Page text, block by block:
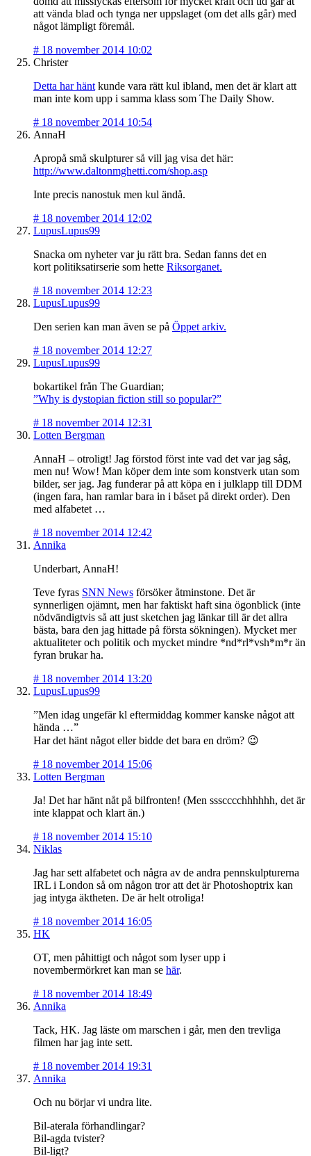
att vända blad och tynga ner uppslaget (om det alls går) med
något lämpligt föremål.
# 18 november 2014 10:02
Christer
Detta har hänt kunde vara rätt kul ibland, men det är klart att
man inte kom upp i samma klass som The Daily Show.
# 18 november 2014 10:54
AnnaH
Apropå små skulpturer så vill jag visa det här:
http://www.daltonmghetti.com/shop.asp
Inte precis nanostuk men kul ändå.
# 18 november 2014 12:02
LupusLupus99
Snacka om nyheter var ju rätt bra. Sedan fanns det en
kort politiksatirserie som hette Riksorganet.
# 18 november 2014 12:23
LupusLupus99
Den serien kan man även se på Öppet arkiv.
# 18 november 2014 12:27
LupusLupus99
bokartikel från The Guardian;
”Why is dystopian fiction still so popular?”
# 18 november 2014 12:31
Lotten Bergman
AnnaH – otroligt! Jag förstod först inte vad det var jag såg,
men nu! Wow! Man köper dem inte som konstverk utan som
bilder, ser jag. Jag funderar på att köpa en i julklapp till DDM
(ingen fara, han ramlar bara in i båset på direkt order). Den
med alfabetet …
# 18 november 2014 12:42
Annika
Underbart, AnnaH!
Teve fyras SNN News försöker åtminstone. Det är
synnerligen ojämnt, men har faktiskt haft sina ögonblick (inte
nödvändigtvis så att just sketchen jag länkar till är det allra
bästa, bara den jag hittade på första sökningen). Mycket mer
aktualiteter och politik och mycket mindre *nd*rl*vsh*m*r än
fyran brukar ha.
# 18 november 2014 13:20
LupusLupus99
”Men idag ungefär kl eftermiddag kommer kanske något att
hända …”
Har det hänt något eller bidde det bara en dröm? 😉
# 18 november 2014 15:06
Lotten Bergman
Ja! Det har hänt nåt på bilfronten! (Men ssscccchhhhhh, det är
inte klappat och klart än.)
# 18 november 2014 15:10
Niklas
Jag har sett alfabetet och några av de andra pennskulpturerna
IRL i London så om någon tror att det är Photoshoptrix kan
jag intyga äktheten. De är helt otroliga!
# 18 november 2014 16:05
HK
OT, men påhittigt och något som lyser upp i
novembermörkret kan man se här.
# 18 november 2014 18:49
Annika
Tack, HK. Jag läste om marschen i går, men den trevliga
filmen har jag inte sett.
# 18 november 2014 19:31
Annika
Och nu börjar vi undra lite.
Bil-aterala förhandlingar?
Bil-agda tvister?
Bil-ligt?